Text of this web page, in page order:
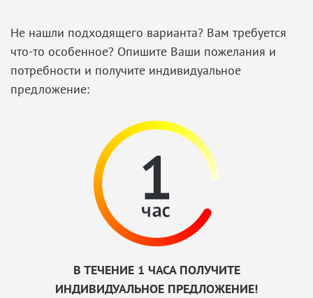
Не нашли подходящего варианта? Вам требуется
что-то особенное? Опишите Ваши пожелания и
потребности и получите индивидуальное
предложение:
В ТЕЧЕНИЕ 1 ЧАСА ПОЛУЧИТЕ
ИНДИВИДУАЛЬНОЕ ПРЕДЛОЖЕНИЕ!